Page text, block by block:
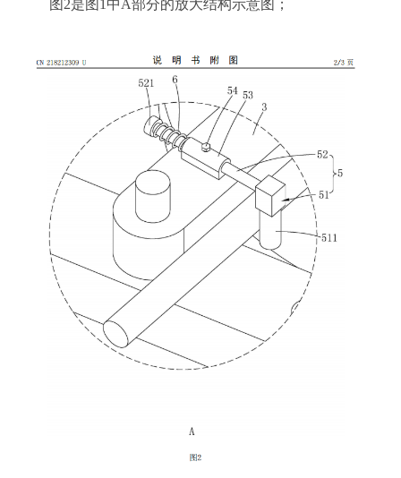
图 2是图1中A部分的放大结构示意图 ；